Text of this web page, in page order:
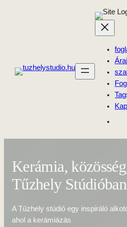
Kerámia,
Tűzhely Stúdióban
A Tűzhely stúdió egy inspiráló
ahol a kerámiázás